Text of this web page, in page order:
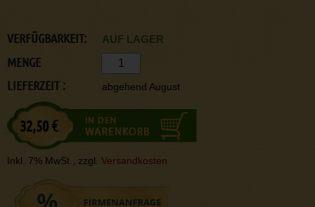
VERFÜGBARKEIT: AUF LAGER
MENGE
LIEFERZEIT :
abgehend August
32,50 €
Inkl. 7% MwSt., zzgl. Versandkosten